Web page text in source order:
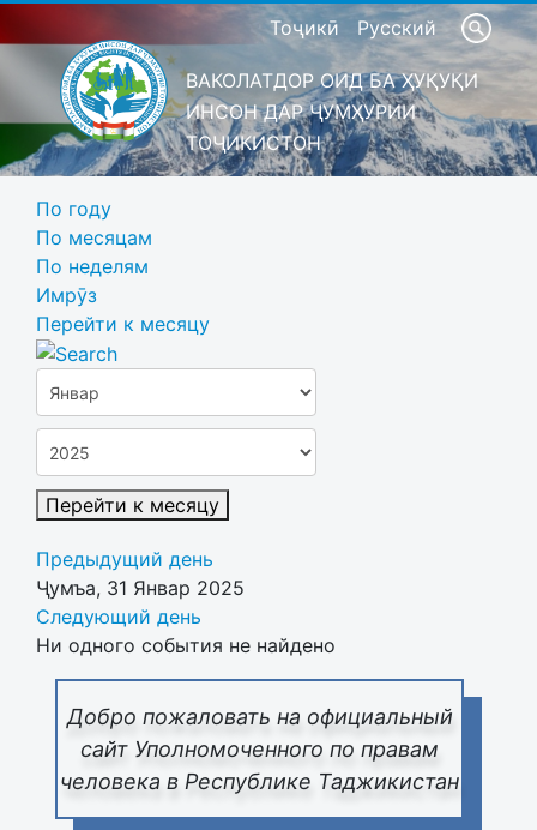
Тоҷикӣ Русский
ВАКОЛАТДОР ОИД БА ҲУҚУҚИ
ИНСОН ДАР ҶУМҲУРИИ
ТОҶИКИСТОН
Добро пожаловать на официальный
сайт Уполномоченного по правам
человека в Республике Таджикистан
По году
По месяцам
По неделям
Имрӯз
Перейти к месяцу
Перейти к месяцу
Предыдущий день
Ҷумъа, 31 Январ 2025
Следующий день
Ни одного события не найдено